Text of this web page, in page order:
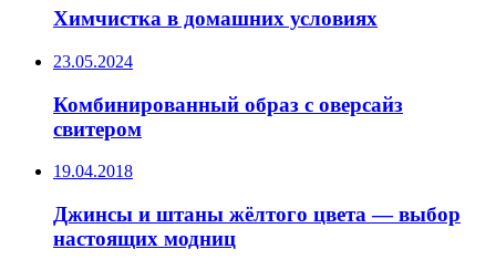
Химчистка в домашних условиях
23.05.2024
Комбинированный образ с оверсайз
свитером
19.04.2018
Джинсы и штаны жёлтого цвета — выбор
настоящих модниц